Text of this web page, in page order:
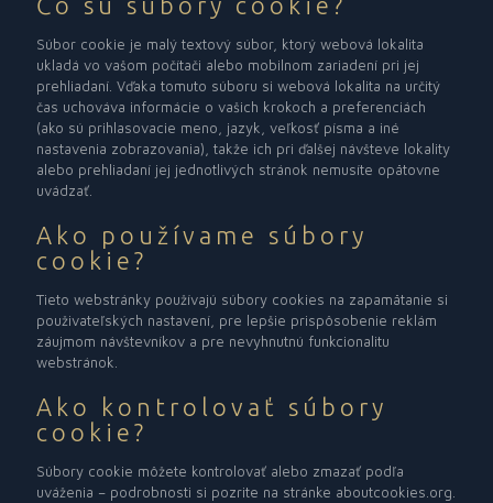
Súbor cookie je malý textový súbor, ktorý webová lokalita
ukladá vo vašom počítači alebo mobilnom zariadení pri jej
prehliadaní. Vďaka tomuto súboru si webová lokalita na určitý
čas uchováva informácie o vašich krokoch a preferenciách
(ako sú prihlasovacie meno, jazyk, veľkosť písma a iné
nastavenia zobrazovania), takže ich pri ďalšej návšteve lokality
alebo prehliadaní jej jednotlivých stránok nemusíte opätovne
uvádzať.
Ako používame súbory
cookie?
Tieto webstránky používajú súbory cookies na zapamätanie si
použivateľských nastavení, pre lepšie prispôsobenie reklám
záujmom návštevníkov a pre nevyhnutnú funkcionalitu
webstránok.
Ako kontrolovať súbory
cookie?
Súbory cookie môžete kontrolovať alebo zmazať podľa
uváženia – podrobnosti si pozrite na stránke aboutcookies.org.